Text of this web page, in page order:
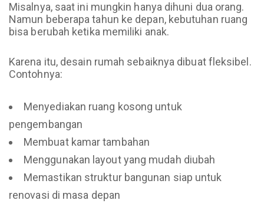
Misalnya, saat ini mungkin hanya dihuni dua orang.
Namun beberapa tahun ke depan, kebutuhan ruang
bisa berubah ketika memiliki anak.
Karena itu, desain rumah sebaiknya dibuat fleksibel.
Contohnya:
Menyediakan ruang kosong untuk
pengembangan
Membuat kamar tambahan
Menggunakan layout yang mudah diubah
Memastikan struktur bangunan siap untuk
renovasi di masa depan